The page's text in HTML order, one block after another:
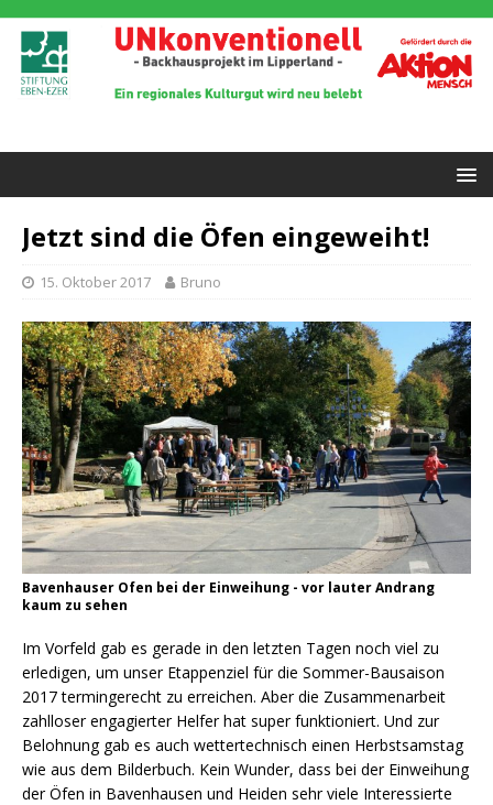
Jetzt sind die Öfen eingeweiht!
15. Oktober 2017 Bruno
Bavenhauser Ofen bei der Einweihung - vor lauter Andrang
kaum zu sehen
Im Vorfeld gab es gerade in den letzten Tagen noch viel zu
erledigen, um unser Etappenziel für die Sommer-Bausaison
2017 termingerecht zu erreichen. Aber die Zusammenarbeit
zahlloser engagierter Helfer hat super funktioniert. Und zur
Belohnung gab es auch wettertechnisch einen Herbstsamstag
wie aus dem Bilderbuch. Kein Wunder, dass bei der Einweihung
der Öfen in Bavenhausen und Heiden sehr viele Interessierte